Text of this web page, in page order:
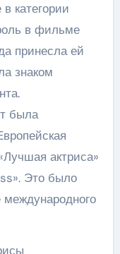
категории
в фильме
принесла ей
знаком
была
актриса»
Это было